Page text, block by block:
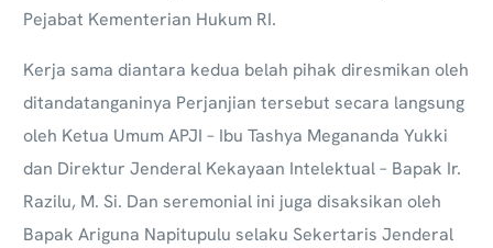
Pejabat Kementerian Hukum RI.
Kerja sama diantara kedua belah pihak diresmikan oleh
ditandatanganinya Perjanjian tersebut secara langsung
oleh Ketua Umum APJI – Ibu Tashya Megananda Yukki
dan Direktur Jenderal Kekayaan Intelektual – Bapak Ir.
Razilu, M. Si. Dan seremonial ini juga disaksikan oleh
Bapak Ariguna Napitupulu selaku Sekertaris Jenderal